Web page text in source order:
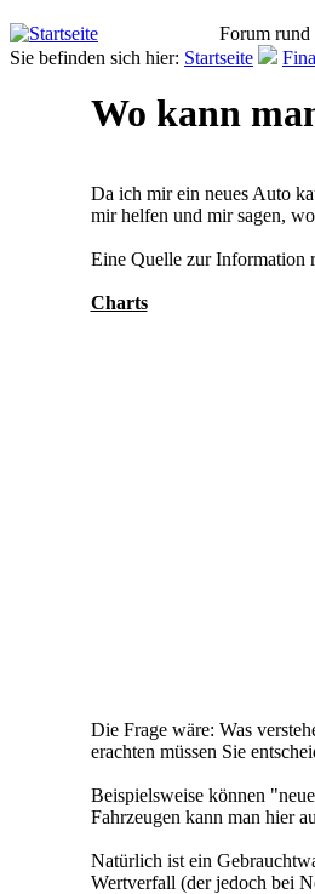
Forum rund
Sie befinden sich hier: Startseite
Wo kann
Da ich mir ein neues Auto
mir helfen und mir sagen,
Eine Quelle zur Information
Charts
Die Frage wäre: Was
erachten müssen Sie
Beispielsweise können
Fahrzeugen kann man hier
Natürlich ist ein
Wertverfall (der jedoch bei